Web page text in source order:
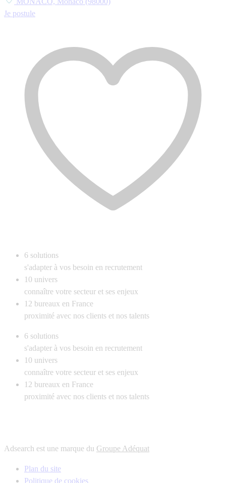
Je postule
6 solutions
s'adapter à vos besoin en recrutement
10 univers
connaître votre secteur et ses enjeux
12 bureaux en France
proximité avec nos clients et nos talents
6 solutions
s'adapter à vos besoin en recrutement
10 univers
connaître votre secteur et ses enjeux
12 bureaux en France
proximité avec nos clients et nos talents
Adsearch est une marque du Groupe Adéquat
Plan du site
Politique de cookies